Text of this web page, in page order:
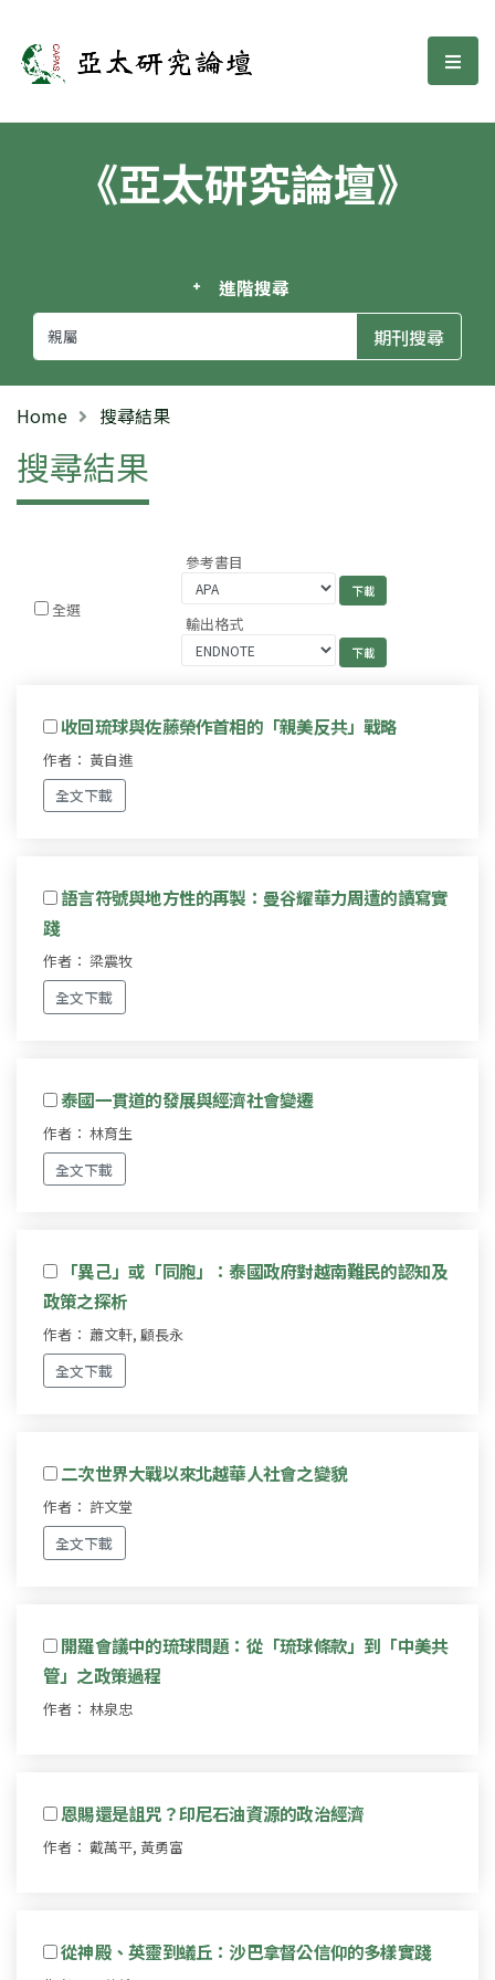
亞太研究論壇 選
《亞太研究論壇》
進階搜尋
Home 搜尋結果
搜尋結果
全選
參考書目
輸出格式
收回琉球與佐藤榮作首相的「親美反共」戰略
作者： 黃自進
全文下載
語言符號與地方性的再製：曼谷耀華力周遭的讀寫實
踐
作者： 梁震牧
全文下載
泰國一貫道的發展與經濟社會變遷
作者： 林育生
全文下載
「異己」或「同胞」：泰國政府對越南難民的認知及
政策之探析
作者： 蕭文軒, 顧長永
全文下載
二次世界大戰以來北越華人社會之變貌
作者： 許文堂
全文下載
開羅會議中的琉球問題：從「琉球條款」到「中美共
管」之政策過程
作者： 林泉忠
恩賜還是詛咒？印尼石油資源的政治經濟
作者： 戴萬平, 黃勇富
從神殿、英靈到蟻丘：沙巴拿督公信仰的多樣實踐